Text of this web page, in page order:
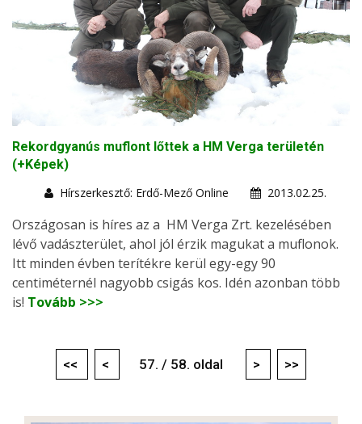
Rekordgyanús muflont lőttek a HM Verga területén
(+Képek)
Hírszerkesztő: Erdő-Mező Online
2013.02.25.
Országosan is híres az a HM Verga Zrt. kezelésében
lévő vadászterület, ahol jól érzik magukat a muflonok.
Itt minden évben terítékre kerül egy-egy 90
centiméternél nagyobb csigás kos. Idén azonban több
is! Tovább >>>
<< < 57. / 58. oldal > >>